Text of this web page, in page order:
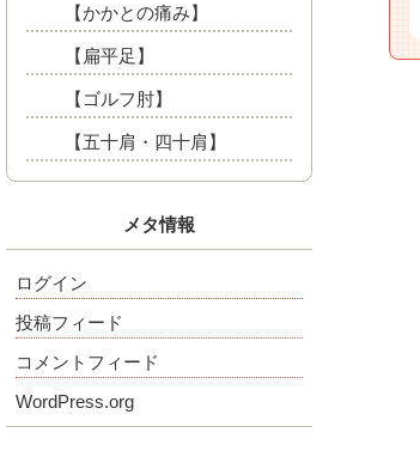
【かかとの痛み】
【扁平足】
【ゴルフ肘】
【五十肩・四十肩】
メタ情報
ログイン
投稿フィード
コメントフィード
WordPress.org